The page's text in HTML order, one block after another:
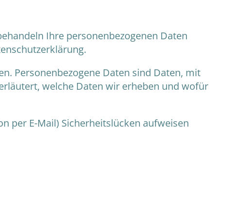
Ihre personenbezogenen Daten
Personenbezogene Daten sind Daten, mit
welche Daten wir erheben und wofür
per E-Mail) Sicherheitslücken aufweisen